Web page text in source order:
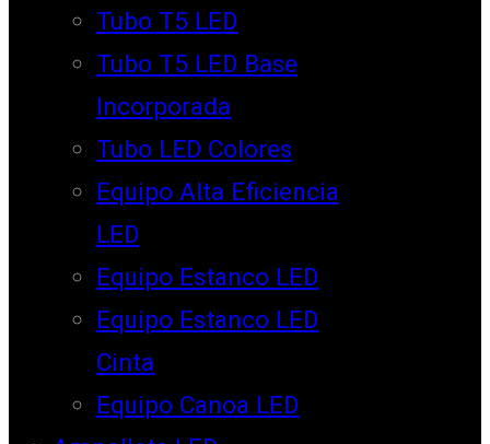
Tubo T5 LED
Tubo T5 LED Base
Incorporada
Tubo LED Colores
Equipo Alta Eficiencia
LED
Equipo Estanco LED
Equipo Estanco LED
Cinta
Equipo Canoa LED